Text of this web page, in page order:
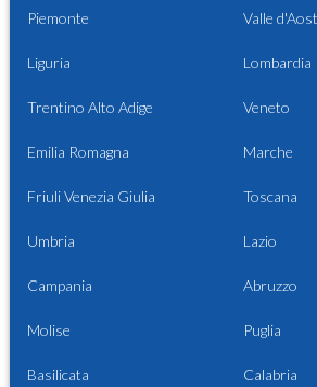
Piemonte Valle
Liguria Lombardia
Trentino Alto Adige Veneto
Emilia Romagna Marche
Friuli Venezia Giulia Toscana
Umbria Lazio
Campania Abruzzo
Molise Puglia
Basilicata Calabria